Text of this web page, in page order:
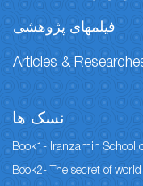
فیلمهای پژوهشی
Articles &
نسک ها
Book1- Iranzamin School
Book2- The secret of